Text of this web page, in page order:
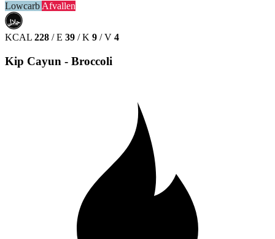
LowcarbAfvallen
حلال
HALAL
KCAL 228 / E 39 / K 9 / V 4
Kip Cayun - Broccoli